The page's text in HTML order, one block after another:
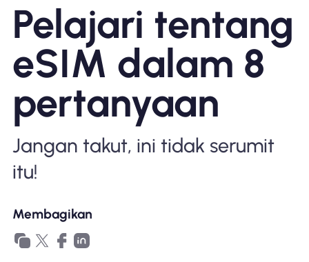
Tentang eSIM
Mengapa Nomad eSIM
Untuk bisnis
Pelajari tentang
eSIM dalam 8
pertanyaan
Jangan takut, ini tidak serumit
itu!
Membagikan